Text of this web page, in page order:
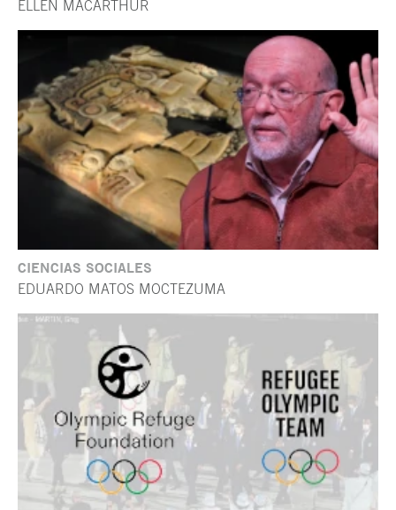
ELLEN MACARTHUR
CIENCIAS SOCIALES
EDUARDO MATOS MOCTEZUMA